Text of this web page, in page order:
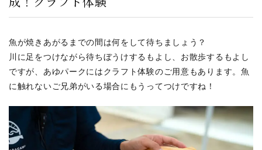
魚が焼きあがるまでの間は何をして待ちましょう？
川に足をつけながら待ちぼうけするもよし、お散歩するもよし
ですが、あゆパークにはクラフト体験のご用意もあります。魚
に触れないご兄弟がいる場合にもうってつけですね！